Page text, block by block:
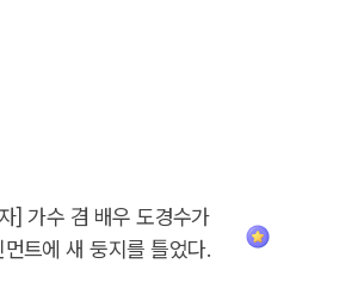
] 가수 겸 배우 도경수가
트에 새 둥지를 틀었다.